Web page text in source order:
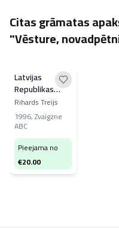
Citas grāmatas
"Vēsture,
Latvijas
Republikas
prese
Rihards Treijs
1996,Zvaigzne
ABC
Pieejama no
€20.00